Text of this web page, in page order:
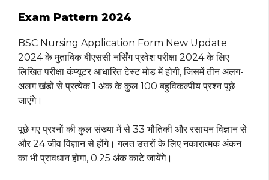
Exam Pattern 2024
BSC Nursing Application Form New Update
2024 के मुताबिक बीएससी नर्सिंग प्रवेश परीक्षा 2024 के लिए
लिखित परीक्षा कंप्यूटर आधारित टेस्ट मोड में होगी, जिसमें तीन अलग-
अलग खंडों से प्रत्येक 1 अंक के कुल 100 बहुविकल्पीय प्रश्न पूछे
जाएंगे।
पूछे गए प्रश्नों की कुल संख्या में से 33 भौतिकी और रसायन विज्ञान से
और 24 जीव विज्ञान से होंगे। गलत उत्तरों के लिए नकारात्मक अंकन
का भी प्रावधान होगा, 0.25 अंक काटे जायेंगे।